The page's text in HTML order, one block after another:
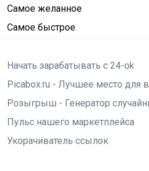
Самое желанное
Самое быстрое
Начать зарабатывать с 24-ok
Picabox.ru - Лучшее место для
Розыгрыш - Генератор
Пульс нашего маркетплейса
Укорачиватель ссылок